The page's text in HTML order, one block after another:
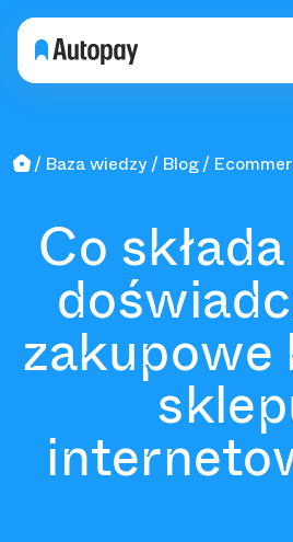
Baza wiedzy Blog
Co
zakupowe